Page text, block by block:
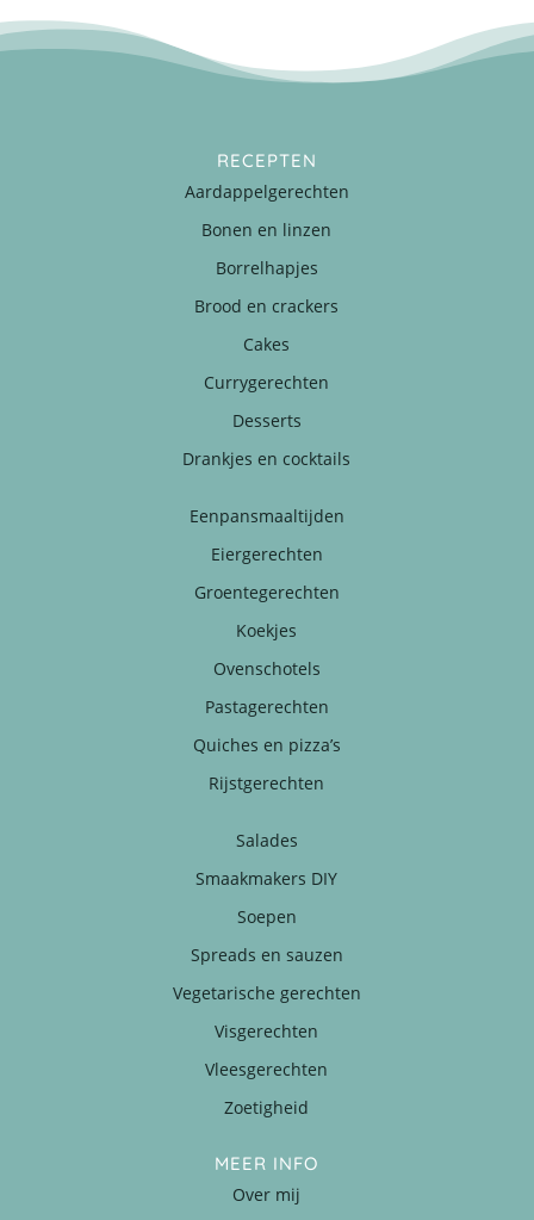
RECEPTEN
Aardappelgerechten
Bonen en linzen
Borrelhapjes
Brood en crackers
Cakes
Currygerechten
Desserts
Drankjes en cocktails
Eenpansmaaltijden
Eiergerechten
Groentegerechten
Koekjes
Ovenschotels
Pastagerechten
Quiches en pizza’s
Rijstgerechten
Salades
Smaakmakers DIY
Soepen
Spreads en sauzen
Vegetarische gerechten
Visgerechten
Vleesgerechten
Zoetigheid
MEER INFO
Over mij